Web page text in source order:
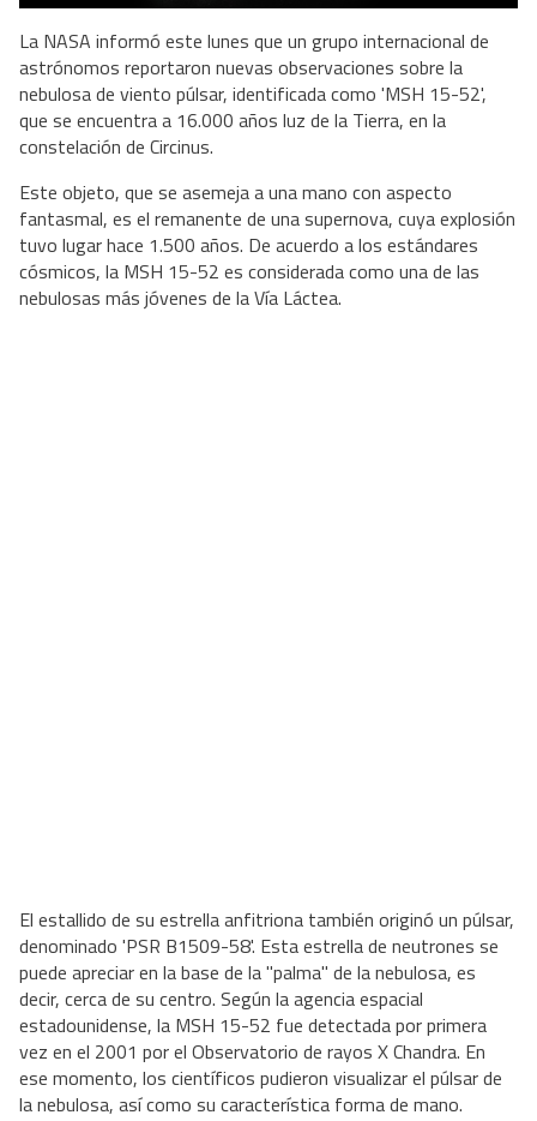
La NASA informó este lunes que un grupo internacional de
astrónomos reportaron nuevas observaciones sobre la
nebulosa de viento púlsar, identificada como 'MSH 15-52',
que se encuentra a 16.000 años luz de la Tierra, en la
constelación de Circinus.
Este objeto, que se asemeja a una mano con aspecto
fantasmal, es el remanente de una supernova, cuya explosión
tuvo lugar hace 1.500 años. De acuerdo a los estándares
cósmicos, la MSH 15-52 es considerada como una de las
nebulosas más jóvenes de la Vía Láctea.
El estallido de su estrella anfitriona también originó un púlsar,
denominado 'PSR B1509-58'. Esta estrella de neutrones se
puede apreciar en la base de la "palma" de la nebulosa, es
decir, cerca de su centro. Según la agencia espacial
estadounidense, la MSH 15-52 fue detectada por primera
vez en el 2001 por el Observatorio de rayos X Chandra. En
ese momento, los científicos pudieron visualizar el púlsar de
la nebulosa, así como su característica forma de mano.